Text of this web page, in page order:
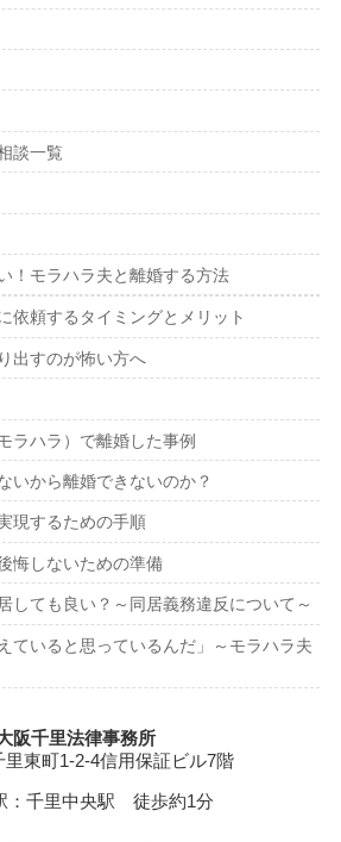
談一覧
！モラハラ夫と離婚する方法
依頼するタイミングとメリット
出すのが怖い方へ
ラハラ）で離婚した事例
いから離婚できないのか？
現するための手順
悔しないための準備
しても良い？～同居義務違反について～
ていると思っているんだ」～モラハラ夫
阪千里法律事務所
里東町1-2-4信用保証ビル7階
：千里中央駅 徒歩約1分